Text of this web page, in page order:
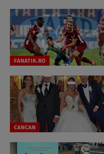
FANATIK.RO
CANCAN